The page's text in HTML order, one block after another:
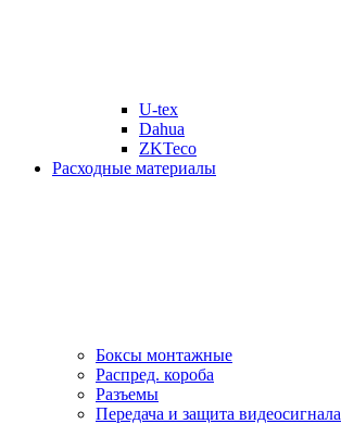
U-tex
Dahua
ZKTeco
Расходные материалы
Боксы монтажные
Распред. короба
Разъемы
Передача и защита видеосигнала